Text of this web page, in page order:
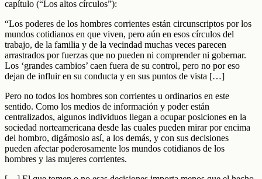
capítulo (“Los altos círculos”):
“Los poderes de los hombres corrientes están circunscriptos por los
mundos cotidianos en que viven, pero aún en esos círculos del
trabajo, de la familia y de la vecindad muchas veces parecen
arrastrados por fuerzas que no pueden ni comprender ni gobernar.
Los ‘grandes cambios’ caen fuera de su control, pero no por eso
dejan de influir en su conducta y en sus puntos de vista […]
Pero no todos los hombres son corrientes u ordinarios en este
sentido. Como los medios de información y poder están
centralizados, algunos individuos llegan a ocupar posiciones en la
sociedad norteamericana desde las cuales pueden mirar por encima
del hombro, digámoslo así, a los demás, y con sus decisiones
pueden afectar poderosamente los mundos cotidianos de los
hombres y las mujeres corrientes.